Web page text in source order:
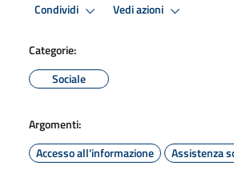
Condividi Vedi azioni
Categorie:
Sociale
Argomenti:
Accesso all'informazione
Assistenza